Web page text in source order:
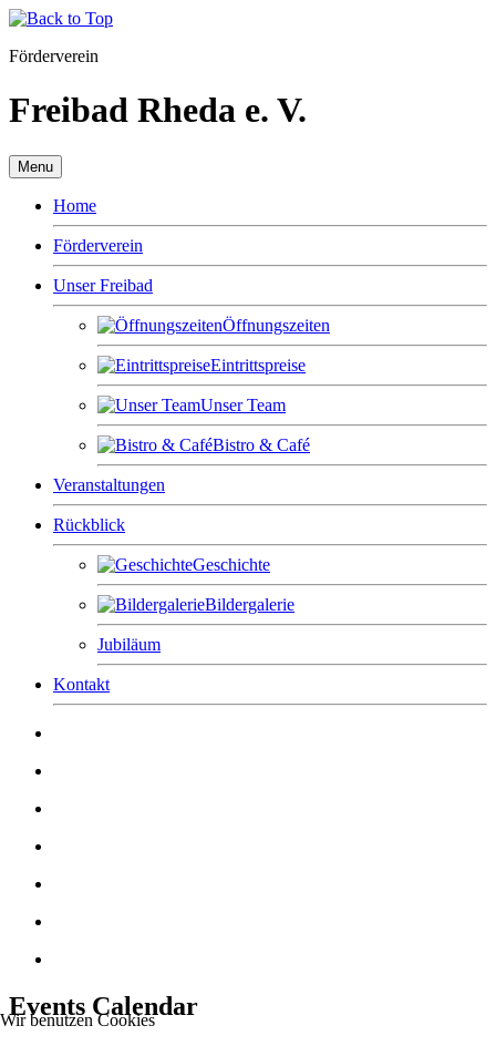
Förderverein
Freibad Rheda e. V.
Menu
Home
Förderverein
Unser Freibad
Öffnungszeiten
Eintrittspreise
Unser Team
Bistro & Café
Veranstaltungen
Rückblick
Geschichte
Bildergalerie
Jubiläum
Kontakt
Events Calendar
Wir benutzen Cookies